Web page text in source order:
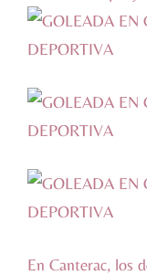
En Canterac, los